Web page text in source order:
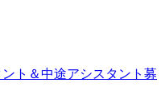
ント＆中途アシスタント募